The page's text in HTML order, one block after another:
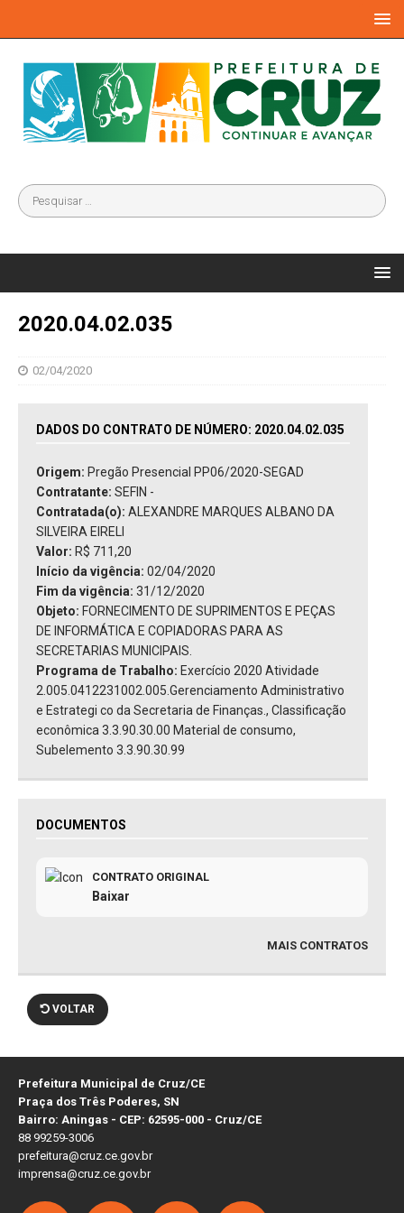
2020.04.02.035
02/04/2020
DADOS DO CONTRATO DE NÚMERO: 2020.04.02.035
Origem: Pregão Presencial PP06/2020-SEGAD
Contratante: SEFIN -
Contratada(o): ALEXANDRE MARQUES ALBANO DA
SILVEIRA EIRELI
Valor: R$ 711,20
Início da vigência: 02/04/2020
Fim da vigência: 31/12/2020
Objeto: FORNECIMENTO DE SUPRIMENTOS E PEÇAS
DE INFORMÁTICA E COPIADORAS PARA AS
SECRETARIAS MUNICIPAIS.
Programa de Trabalho: Exercício 2020 Atividade
2.005.0412231002.005.Gerenciamento Administrativo
e Estrategi co da Secretaria de Finanças., Classificação
econômica 3.3.90.30.00 Material de consumo,
Subelemento 3.3.90.30.99
DOCUMENTOS
CONTRATO ORIGINAL
Baixar
MAIS CONTRATOS
VOLTAR
Prefeitura Municipal de Cruz/CE
Praça dos Três Poderes, SN
Bairro: Aningas - CEP: 62595-000 - Cruz/CE
88 99259-3006
prefeitura@cruz.ce.gov.br
imprensa@cruz.ce.gov.br